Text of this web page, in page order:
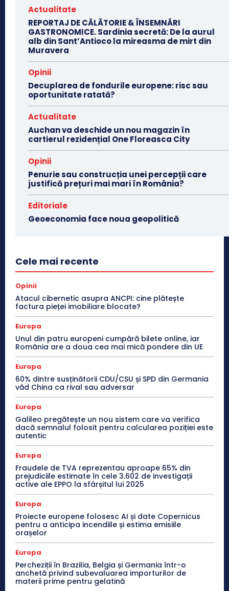
Actualitate
REPORTAJ DE CĂLĂTORIE & ÎNSEMNĂRI
GASTRONOMICE. Sardinia secretă: De la aurul
alb din Sant’Antioco la mireasma de mirt din
Muravera
Opinii
Decuplarea de fondurile europene: risc sau
oportunitate ratată?
Actualitate
Auchan va deschide un nou magazin în
cartierul rezidențial One Floreasca City
Opinii
Penurie sau construcția unei percepții care
justifică prețuri mai mari în România?
Editoriale
Geoeconomia face noua geopolitică
Cele mai recente
Opinii
Atacul cibernetic asupra ANCPI: cine plătește
factura pieței imobiliare blocate?
Europa
Unul din patru europeni cumpără bilete online, iar
România are a doua cea mai mică pondere din UE
Europa
60% dintre susținătorii CDU/CSU și SPD din Germania
văd China ca rival sau adversar
Europa
Galileo pregătește un nou sistem care va verifica
dacă semnalul folosit pentru calcularea poziției este
autentic
Europa
Fraudele de TVA reprezentau aproape 65% din
prejudiciile estimate în cele 3.602 de investigații
active ale EPPO la sfârșitul lui 2025
Europa
Proiecte europene folosesc AI și date Copernicus
pentru a anticipa incendiile și estima emisiile
orașelor
Europa
Percheziții în Brazilia, Belgia și Germania într-o
anchetă privind subevaluarea importurilor de
materii prime pentru gelatină